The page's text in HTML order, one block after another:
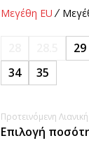
Μεγέθη EU
29
34
35
Προτεινόμενη
Επιλογή